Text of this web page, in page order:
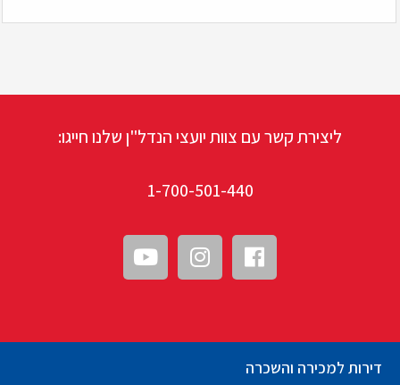
ליצירת קשר עם צוות יועצי הנדל"ן שלנו חייגו:
1-700-501-440
דירות למכירה והשכרה